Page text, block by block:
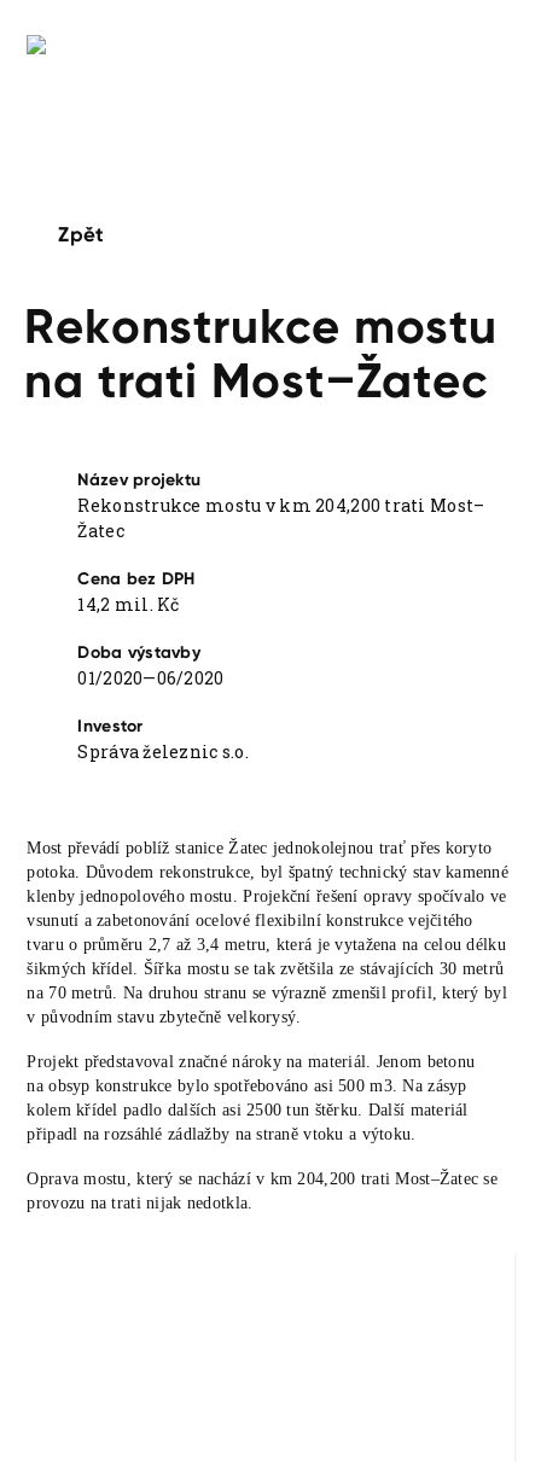
Zpět
Rekonstrukce mostu
na trati Most–Žatec
Název projektu
Rekonstrukce mostu v km 204,200 trati Most–
Žatec
Cena bez DPH
14,2 mil. Kč
Doba výstavby
01/2020—06/2020
Investor
Správa železnic s.o.
Most převádí poblíž stanice Žatec jednokolejnou trať přes koryto
potoka. Důvodem rekonstrukce, byl špatný technický stav kamenné
klenby jednopolového mostu. Projekční řešení opravy spočívalo ve
vsunutí a zabetonování ocelové flexibilní konstrukce vejčitého
tvaru o průměru 2,7 až 3,4 metru, která je vytažena na celou délku
šikmých křídel. Šířka mostu se tak zvětšila ze stávajících 30 metrů
na 70 metrů. Na druhou stranu se výrazně zmenšil profil, který byl
v původním stavu zbytečně velkorysý.
Projekt představoval značné nároky na materiál. Jenom betonu
na obsyp konstrukce bylo spotřebováno asi 500 m3. Na zásyp
kolem křídel padlo dalších asi 2500 tun štěrku. Další materiál
připadl na rozsáhlé zádlažby na straně vtoku a výtoku.
Oprava mostu, který se nachází v km 204,200 trati Most–Žatec se
provozu na trati nijak nedotkla.